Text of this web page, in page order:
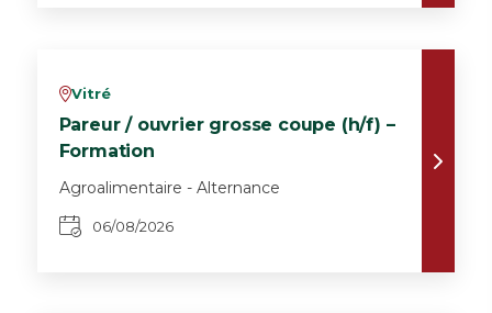
vVitré
Pareur / ouvrier grosse coupe (h/f) –
Formation
Agroalimentaire - Alternance
06/08/2026